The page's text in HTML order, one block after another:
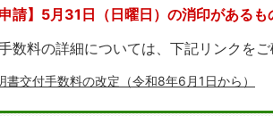
申請】5月31日（日曜日）の消印があるも
数料の詳細については、下記リンクをご
書交付手数料の改定（令和8年6月1日から）